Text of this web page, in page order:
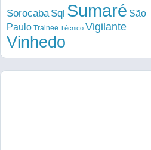
Sorocaba Sql Sumaré São
Paulo Trainee Técnico Vigilante
Vinhedo